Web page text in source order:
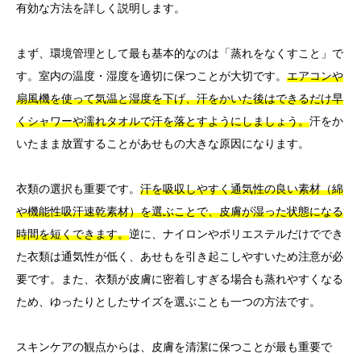
有効な方法を詳しく説明します。
まず、環境管理として最も基本的なのは「蒸れをなくすこと」で
す。室内の温度・湿度を適切に保つことが大切です。 エアコンや
扇風機を使って気温と湿度を下げ、汗をかいた後はできるだけ早
くシャワーや濡れタオルで汗を落とすようにしましょう。汗をか
いたまま放置することがあせもの大きな原因になります。
衣類の選択も重要です。 汗を吸収しやすく通気性の良い素材（綿
や機能性吸汗速乾素材）を選ぶことで、皮膚が湿った状態になる
時間を短くできます。逆に、ナイロンやポリエステルだけででき
た衣類は通気性が低く、あせもを引き起こしやすいため注意が必
要です。また、衣類が皮膚に密着しすぎる場合も蒸れやすくなる
ため、ゆったりとしたサイズを選ぶことも一つの方法です。
スキンケアの観点からは、皮膚を清潔に保つことが最も重要で